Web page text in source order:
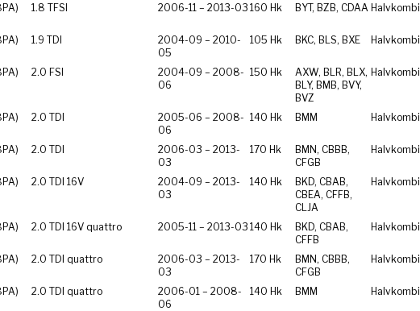
1.8 TFSI 2006-11 – 2013-03 160 Hk BYT, BZB, CDAA Halvkombi
1.9 TDI
2004-09 – 2010-
05
105 Hk BKC, BLS, BXE Halvkombi
2.0 FSI
2004-09 – 2008-
06
150 Hk
AXW, BLR, BLX,
BLY, BMB, BVY,
BVZ
Halvkombi
2.0 TDI
2005-06 – 2008-
06
140 Hk BMM Halvkombi
2.0 TDI
2006-03 – 2013-
03
170 Hk
BMN, CBBB,
CFGB
Halvkombi
2.0 TDI 16V
2004-09 – 2013-
03
140 Hk
BKD, CBAB,
CBEA, CFFB,
CLJA
Halvkombi
2.0 TDI 16V quattro 2005-11 – 2013-03 140 Hk
BKD, CBAB,
CFFB
Halvkombi
2.0 TDI quattro
2006-03 – 2013-
03
170 Hk
BMN, CBBB,
CFGB
Halvkombi
2.0 TDI quattro
2006-01 – 2008-
06
140 Hk BMM Halvkombi